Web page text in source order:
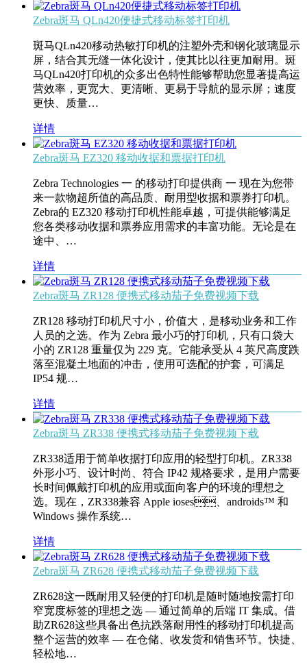
Zebra斑马 QLn420便捷式移动标签打印机
斑马QLn420移动热敏打印机的注塑外壳和钢化玻璃显示
屏，结合其无缝一体化设计，使其比以往更加耐用。斑
马QLn420打印机的众多出色特性能够帮助您显著提高运
营效率，更宽大、更清晰、更易于导航的显示屏；速度
更快、质量…
详情
Zebra斑马 EZ320 移动收据和票据打印机
Zebra Technologies 一 的移动打印提供商 一 现在为您带
来一款物超所值的高品质、耐用型收据和票券打印机。
Zebra的 EZ320 移动打印机性能卓越，可提供能够满足
您各类移动收据和票券应用需求的丰富功能。无论是在
途中、…
详情
Zebra斑马 ZR128 便携式移动茄子免费视频下载
ZR128 移动打印机尺寸小，价值大，是移动业务和工作
人员的之选。作为 Zebra 最小巧的打印机，只有口袋大
小的 ZR128 重量仅为 229 克。它能承受从 4 英尺高度跌
落至混凝土地面的冲击，使用可选配的护套，可满足
IP54 规…
详情
Zebra斑马 ZR338 便携式移动茄子免费视频下载
ZR338适用于简单收据打印应用的轻型打印机。ZR338
外形小巧、设计时尚、符合 IP42 规格要求，是用户需要
长时间佩戴打印机的应用或面向客户的环境的理想之
选。现在，ZR338兼容 Apple ioses、androids™ 和
Windows 操作系统…
详情
Zebra斑马 ZR628 便携式移动茄子免费视频下载
ZR628这一既耐用又轻便的打印机是随时随地按需打印
窄宽度标签的理想之选 — 通过简单的后端 IT 集成。借
助ZR628这些具备出色抗跌落耐用性的移动打印机提高
整个运营的效率 — 在仓储、收发货和销售环节。快捷、
轻松地…